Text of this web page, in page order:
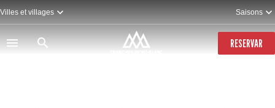
Pasar
al
contenido
principal
Villes et villages Saisons
RESERVAR